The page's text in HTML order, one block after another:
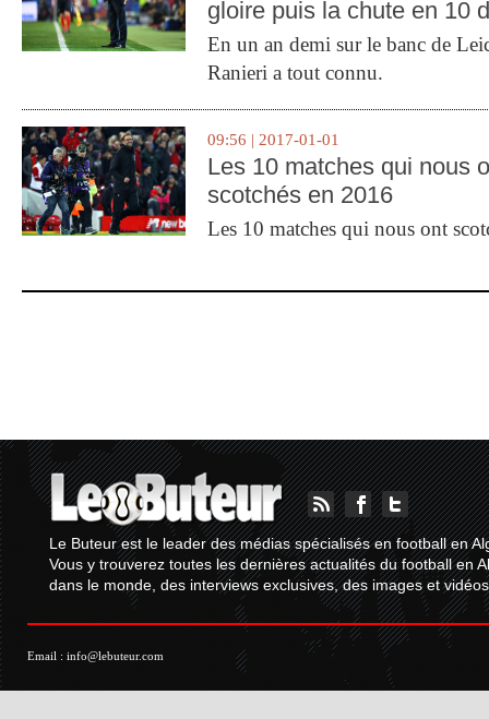
gloire puis la chute en 10
En un an demi sur le banc de
Ranieri a tout connu.
09:56 | 2017-01-01
Les 10 matches qui nous
scotchés en 2016
Les 10 matches qui nous ont
Le Buteur est le leader des médias spécialisés en football en
Vous y trouverez toutes les dernières actualités du football en
dans le monde, des interviews exclusives, des images et
Email : info@lebuteur.com